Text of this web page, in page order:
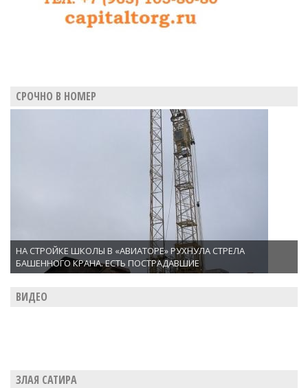
СРОЧНО В НОМЕР
НА СТРОЙКЕ ШКОЛЫ В «АВИАТОРЕ» РУХНУЛА СТРЕЛА
БАШЕННОГО КРАНА. ЕСТЬ ПОСТРАДАВШИЕ
ВИДЕО
ЗЛАЯ САТИРА